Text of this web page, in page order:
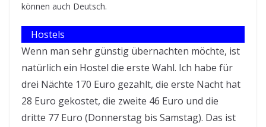
können auch Deutsch.
Hostels
Wenn man sehr günstig übernachten möchte, ist
natürlich ein Hostel die erste Wahl. Ich habe für
drei Nächte 170 Euro gezahlt, die erste Nacht hat
28 Euro gekostet, die zweite 46 Euro und die
dritte 77 Euro (Donnerstag bis Samstag). Das ist